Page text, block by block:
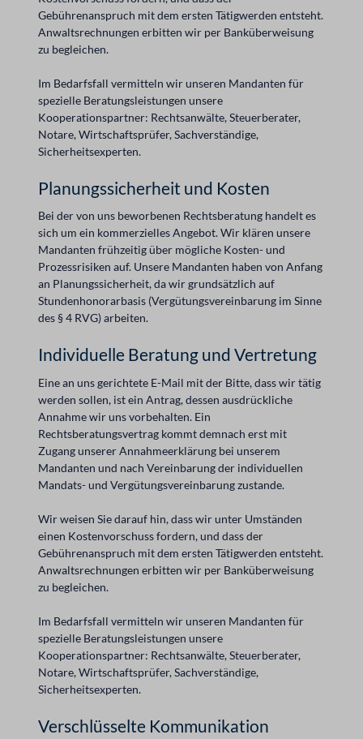
Gebührenanspruch mit dem ersten Tätigwerden entsteht.
Anwaltsrechnungen erbitten wir per Banküberweisung
zu begleichen.
Im Bedarfsfall vermitteln wir unseren Mandanten für
spezielle Beratungsleistungen unsere
Kooperationspartner: Rechtsanwälte, Steuerberater,
Notare, Wirtschaftsprüfer, Sachverständige,
Sicherheitsexperten.
Planungssicherheit und Kosten
Bei der von uns beworbenen Rechtsberatung handelt es
sich um ein kommerzielles Angebot. Wir klären unsere
Mandanten frühzeitig über mögliche Kosten- und
Prozessrisiken auf. Unsere Mandanten haben von Anfang
an Planungssicherheit, da wir grundsätzlich auf
Stundenhonorarbasis (Vergütungsvereinbarung im Sinne
des § 4 RVG) arbeiten.
Individuelle Beratung und Vertretung
Eine an uns gerichtete E-Mail mit der Bitte, dass wir tätig
werden sollen, ist ein Antrag, dessen ausdrückliche
Annahme wir uns vorbehalten. Ein
Rechtsberatungsvertrag kommt demnach erst mit
Zugang unserer Annahmeerklärung bei unserem
Mandanten und nach Vereinbarung der individuellen
Mandats- und Vergütungsvereinbarung zustande.
Wir weisen Sie darauf hin, dass wir unter Umständen
einen Kostenvorschuss fordern, und dass der
Gebührenanspruch mit dem ersten Tätigwerden entsteht.
Anwaltsrechnungen erbitten wir per Banküberweisung
zu begleichen.
Im Bedarfsfall vermitteln wir unseren Mandanten für
spezielle Beratungsleistungen unsere
Kooperationspartner: Rechtsanwälte, Steuerberater,
Notare, Wirtschaftsprüfer, Sachverständige,
Sicherheitsexperten.
Verschlüsselte Kommunikation